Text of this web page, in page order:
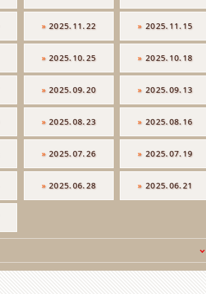
»2025.11.22 »2025.11.15
»2025.10.25 »2025.10.18
»2025.09.20 »2025.09.13
»2025.08.23 »2025.08.16
»2025.07.26 »2025.07.19
»2025.06.28 »2025.06.21